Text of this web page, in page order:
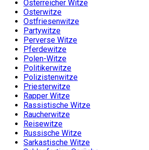
Österreicher Witze
Osterwitze
Ostfriesenwitze
Partywitze
Perverse Witze
Pferdewitze
Polen-Witze
Politikerwitze
Polizistenwitze
Priesterwitze
Rapper Witze
Rassistische Witze
Raucherwitze
Reisewitze
Russische Witze
Sarkastische Witze